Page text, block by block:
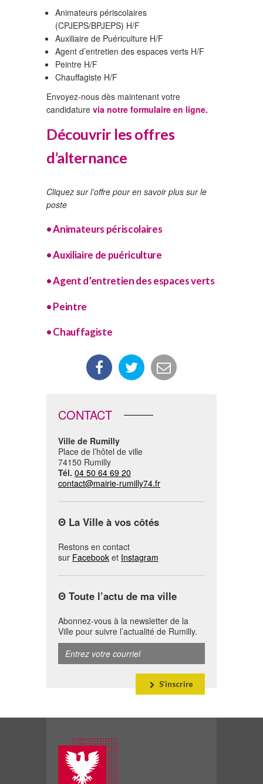
Animateurs périscolaires
(CPJEPS/BPJEPS) H/F
Auxiliaire de Puériculture H/F
Agent d’entretien des espaces verts H/F
Peintre H/F
Chauffagiste H/F
Envoyez-nous dès maintenant votre
candidature via notre formulaire en ligne.
Découvrir les offres
d’alternance
Cliquez sur l’offre pour en savoir plus sur le
poste
• Animateurs périscolaires
• Auxiliaire de puériculture
• Agent d’entretien des espaces verts
• Peintre
• Chauffagiste
CONTACT
Ville de Rumilly
Place de l’hôtel de ville
74150 Rumilly
Tél. 04 50 64 69 20
contact@mairie-rumilly74.fr
Θ La Ville à vos côtés
Restons en contact
sur Facebook et Instagram
Θ Toute l’actu de ma ville
Abonnez-vous à la newsletter de la
Ville pour suivre l’actualité de Rumilly.
S’inscrire